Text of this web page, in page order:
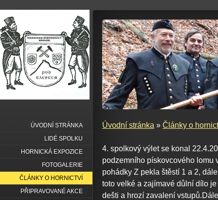
Úvodní stránka » Články o
4. spolkový výlet se konal
podzemního pískovcového lomu
pohádky Z pekla štěstí 1 a 2,
toto velké a zajímavé důlní dílo
dešti a hrozí zavalení
ÚVODNÍ STRÁNKA
LIDÉ SPOLKU
HORNICKÁ EXPOZICE
FOTOGALERIE
ČLÁNKY O HORNICTVÍ
PŘIPRAVOVANÉ AKCE